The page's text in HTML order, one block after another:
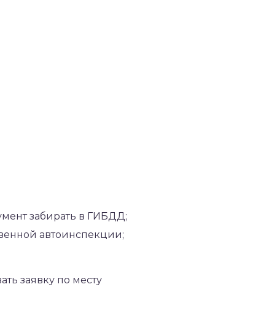
забирать в ГИБДД;
автоинспекции;
заявку по месту